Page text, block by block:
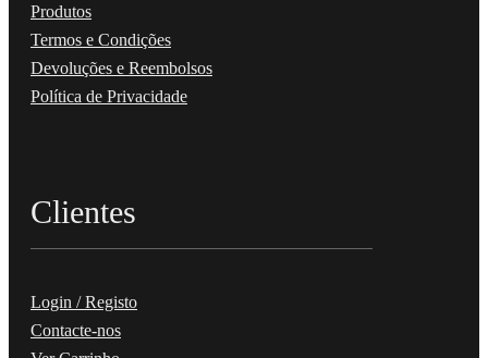
Produtos
Termos e Condições
Devoluções e Reembolsos
Política de Privacidade
Clientes
Login / Registo
Contacte-nos